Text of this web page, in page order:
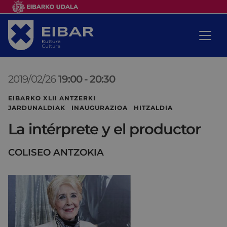
2019/02/26 19:00 -20:30
EIBARKO XLII ANTZERKI
JARDUNALDIAK INAUGURAZIOA HITZALDIA
La intérprete y el productor
COLISEO ANTZOKIA